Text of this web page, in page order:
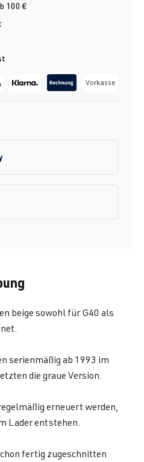
100 €
Vorkasse
beige sowohl für G40 als
serienmäßig ab 1993 im
die graue Version.
erneuert werden,
Lader entstehen.
fertig zugeschnitten